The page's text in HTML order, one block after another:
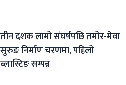
तीन दशक लामो संघर्षपछि तमोर-मेवा
सुरुङ निर्माण चरणमा, पहिलो
ब्लास्टिङ सम्पन्न